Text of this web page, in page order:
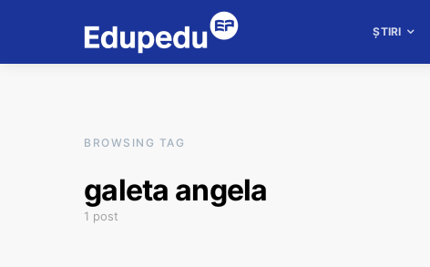
ȘTIRI
BROWSING TAG
galeta angela
1 post